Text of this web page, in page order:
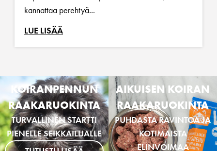
kannattaa perehtyä...
LUE LISÄÄ
KOIRANPENNUN
RAAKARUOKINTA
TURVALLINEN STARTTI
PIENELLE SEIKKAILIJALLE
AIKUISEN KOIRAN
RAAKARUOKINTA
PUHDASTA RAVINTOA JA
KOTIMAISTA
ELINVOIMAA